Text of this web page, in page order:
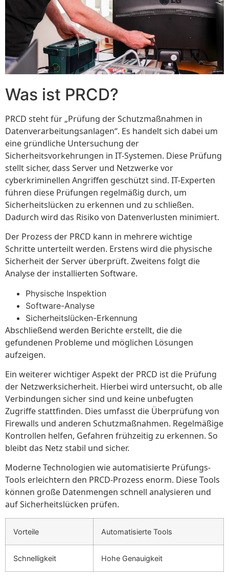
Was ist PRCD?
PRCD steht für „Prüfung der Schutzmaßnahmen in
Datenverarbeitungsanlagen“. Es handelt sich dabei um
eine gründliche Untersuchung der
Sicherheitsvorkehrungen in IT-Systemen. Diese Prüfung
stellt sicher, dass Server und Netzwerke vor
cyberkriminellen Angriffen geschützt sind. IT-Experten
führen diese Prüfungen regelmäßig durch, um
Sicherheitslücken zu erkennen und zu schließen.
Dadurch wird das Risiko von Datenverlusten minimiert.
Der Prozess der PRCD kann in mehrere wichtige
Schritte unterteilt werden. Erstens wird die physische
Sicherheit der Server überprüft. Zweitens folgt die
Analyse der installierten Software.
Physische Inspektion
Software-Analyse
Sicherheitslücken-Erkennung
Abschließend werden Berichte erstellt, die die
gefundenen Probleme und möglichen Lösungen
aufzeigen.
Ein weiterer wichtiger Aspekt der PRCD ist die Prüfung
der Netzwerksicherheit. Hierbei wird untersucht, ob alle
Verbindungen sicher sind und keine unbefugten
Zugriffe stattfinden. Dies umfasst die Überprüfung von
Firewalls und anderen Schutzmaßnahmen. Regelmäßige
Kontrollen helfen, Gefahren frühzeitig zu erkennen. So
bleibt das Netz stabil und sicher.
Moderne Technologien wie automatisierte Prüfungs-
Tools erleichtern den PRCD-Prozess enorm. Diese Tools
können große Datenmengen schnell analysieren und
auf Sicherheitslücken prüfen.
Vorteile Automatisierte Tools
Schnelligkeit Hohe Genauigkeit